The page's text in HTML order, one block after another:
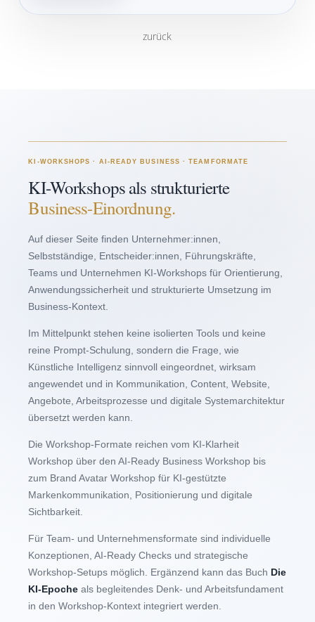
zurück
KI-WORKSHOPS · AI-READY BUSINESS · TEAMFORMATE
KI-Workshops als strukturierte
Business-Einordnung.
Auf dieser Seite finden Unternehmer:innen,
Selbstständige, Entscheider:innen, Führungskräfte,
Teams und Unternehmen KI-Workshops für Orientierung,
Anwendungssicherheit und strukturierte Umsetzung im
Business-Kontext.
Im Mittelpunkt stehen keine isolierten Tools und keine
reine Prompt-Schulung, sondern die Frage, wie
Künstliche Intelligenz sinnvoll eingeordnet, wirksam
angewendet und in Kommunikation, Content, Website,
Angebote, Arbeitsprozesse und digitale Systemarchitektur
übersetzt werden kann.
Die Workshop-Formate reichen vom KI-Klarheit
Workshop über den AI-Ready Business Workshop bis
zum Brand Avatar Workshop für KI-gestützte
Markenkommunikation, Positionierung und digitale
Sichtbarkeit.
Für Team- und Unternehmensformate sind individuelle
Konzeptionen, AI-Ready Checks und strategische
Workshop-Setups möglich. Ergänzend kann das Buch Die
KI-Epoche als begleitendes Denk- und Arbeitsfundament
in den Workshop-Kontext integriert werden.